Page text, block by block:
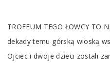
Article
TROFEUM TEGO ŁOWCY TO
dekady temu górską wioską
Ojciec i dwoje dzieci zostali